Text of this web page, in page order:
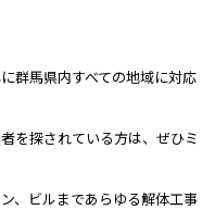
群馬県内すべての地域に対応
を探されている方は、ぜひミ
、ビルまであらゆる解体工事